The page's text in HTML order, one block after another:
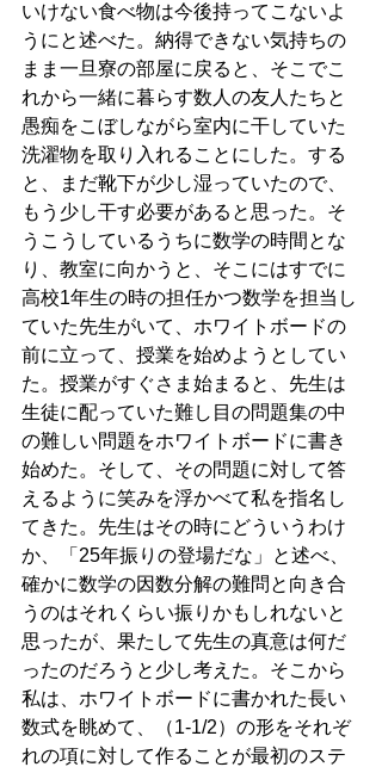
いけない食べ物は今後持ってこないよ
うにと述べた。納得できない気持ちの
まま一旦寮の部屋に戻ると、そこでこ
れから一緒に暮らす数人の友人たちと
愚痴をこぼしながら室内に干していた
洗濯物を取り入れることにした。する
と、まだ靴下が少し湿っていたので、
もう少し干す必要があると思った。そ
うこうしているうちに数学の時間とな
り、教室に向かうと、そこにはすでに
高校1年生の時の担任かつ数学を担当し
ていた先生がいて、ホワイトボードの
前に立って、授業を始めようとしてい
た。授業がすぐさま始まると、先生は
生徒に配っていた難し目の問題集の中
の難しい問題をホワイトボードに書き
始めた。そして、その問題に対して答
えるように笑みを浮かべて私を指名し
てきた。先生はその時にどういうわけ
か、「25年振りの登場だな」と述べ、
確かに数学の因数分解の難問と向き合
うのはそれくらい振りかもしれないと
思ったが、果たして先生の真意は何だ
ったのだろうと少し考えた。そこから
私は、ホワイトボードに書かれた長い
数式を眺めて、（1-1/2）の形をそれぞ
れの項に対して作ることが最初のステ